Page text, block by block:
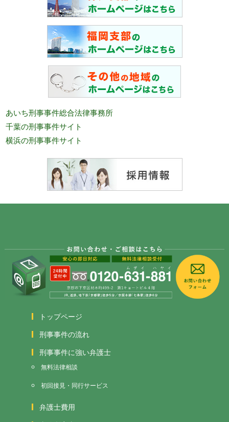
あいち刑事事件総合法律事務所
千葉の刑事事件サイト
横浜の刑事事件サイト
トップページ
刑事事件の流れ
刑事事件に強い弁護士
無料法律相談
初回接見・同行サービス
弁護士費用